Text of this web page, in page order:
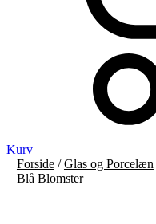
Kurv
Forside/Glas og Porcelæn
Blå Blomster